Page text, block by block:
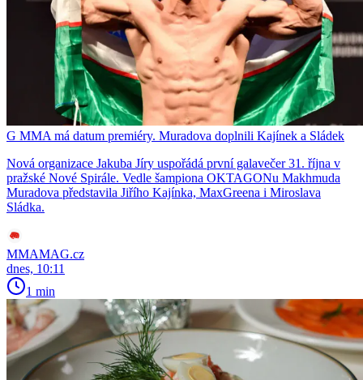
G MMA má datum premiéry. Muradova doplnili Kajínek a Sládek
Nová organizace Jakuba Jíry uspořádá první galavečer 31. října v
pražské Nové Spirále. Vedle šampiona OKTAGONu Makhmuda
Muradova představila Jiřího Kajínka, MaxGreena i Miroslava
Sládka.
MMAMAG.cz
dnes, 10:11
1 min